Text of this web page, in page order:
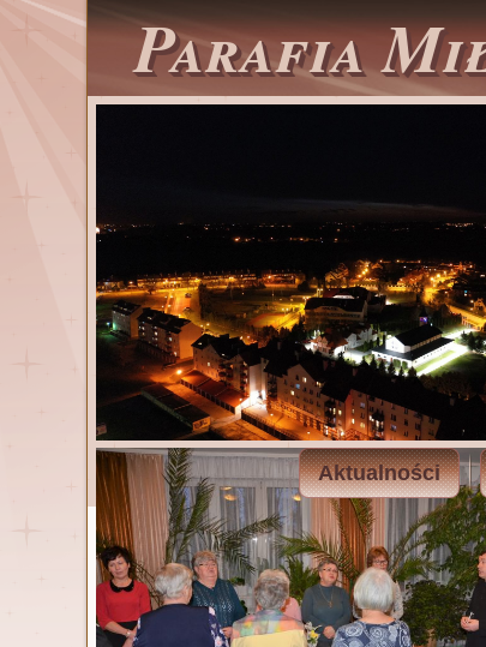
Parafia
Aktualności
Parafia
Msze św. i nabożeństwa
Duszpasterze